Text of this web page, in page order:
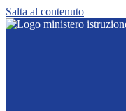
Salta al contenuto